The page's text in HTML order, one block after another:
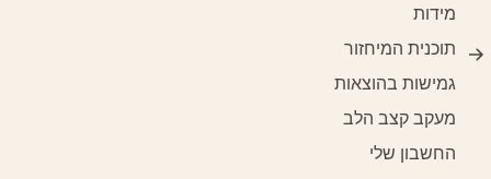
מידות
תוכנית המיחזור
גמישות בהוצאות
מעקב קצב הלב
החשבון שלי